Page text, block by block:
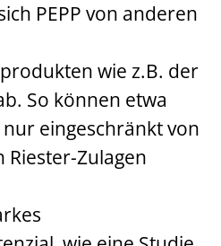
PEPP von anderen
wie z.B. der
So können etwa
eingeschränkt von
Riester-Zulagen